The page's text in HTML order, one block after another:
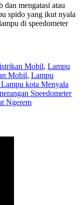
dan mengatasi atau
spido yang ikut nyala
di speedometer
Mobil, Lampu
Mobil, Lampu
kota Menyala
Speedometer
Ngerem